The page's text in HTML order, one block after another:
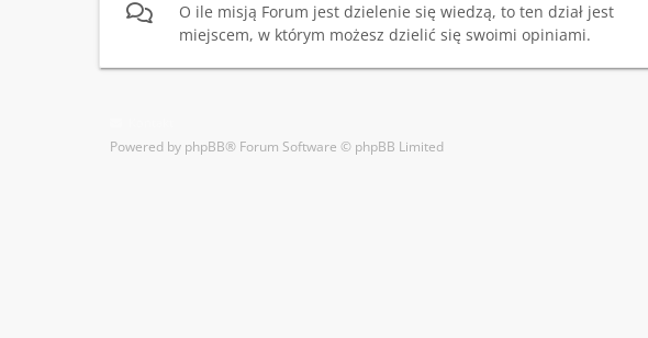
O ile misją Forum jest dzielenie się wiedzą, to ten dział jest
miejscem, w którym możesz dzielić się swoimi opiniami.
Powered by phpBB® Forum Software © phpBB Limited